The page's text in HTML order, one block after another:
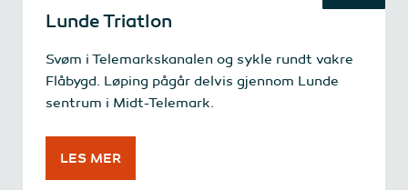
Lunde Triatlon
Svøm i Telemarkskanalen og sykle rundt vakre
Flåbygd. Løping pågår delvis gjennom Lunde
sentrum i Midt-Telemark.
LES MER